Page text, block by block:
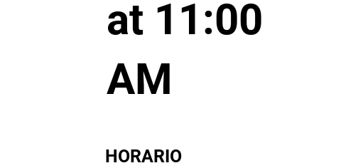
at 11:00
AM
HORARIO